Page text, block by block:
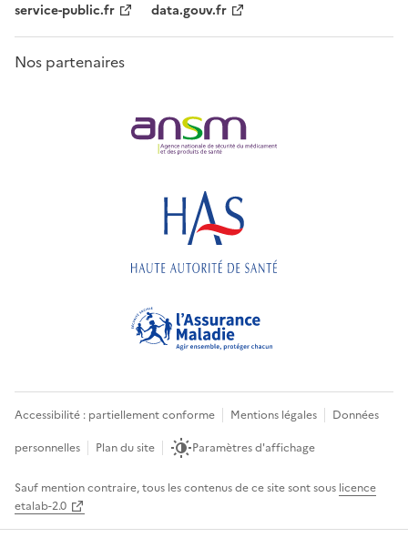
service-public.fr
data.gouv.fr
Nos partenaires
Accessibilité : partiellement conforme Mentions légales
Données
personnelles
Plan du site Paramètres d'affichage
Sauf mention contraire, tous les contenus de ce site sont sous licence
etalab-2.0